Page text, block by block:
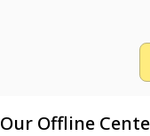
Our Offline